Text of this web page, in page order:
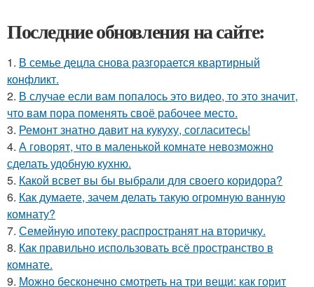
Последние обновления на сайте:
1. В семье децла снова разгорается квартирный
конфликт.
2. В случае если вам попалось это видео, то это значит,
что вам пора поменять своё рабочее место.
3. Ремонт знатно давит на кукуху, согласитесь!
4. А говорят, что в маленькой комнате невозможно
сделать удобную кухню.
5. Какой всвет вы бы выбрали для своего коридора?
6. Как думаете, зачем делать такую огромную ванную
комнату?
7. Семейную ипотеку распространят на вторичку.
8. Как правильно использовать всё пространство в
комнате.
9. Можно бесконечно смотреть на три вещи: как горит